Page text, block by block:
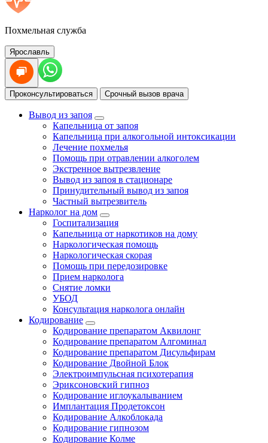
Похмельная служба
Ярославль
Проконсультироваться Срочный вызов врача
Вывод из запоя
Капельница от запоя
Капельница при алкогольной интоксикации
Лечение похмелья
Помощь при отравлении алкоголем
Экстренное вытрезвление
Вывод из запоя в стационаре
Принудительный вывод из запоя
Частный вытрезвитель
Нарколог на дом
Госпитализация
Капельница от наркотиков на дому
Наркологическая помощь
Наркологическая скорая
Помощь при передозировке
Прием нарколога
Снятие ломки
УБОД
Консультация нарколога онлайн
Кодирование
Кодирование препаратом Аквилонг
Кодирование препаратом Алгоминал
Кодирование препаратом Дисульфирам
Кодирование Двойной Блок
Электроимпульсная психотерапия
Эриксоновский гипноз
Кодирование иглоукалыванием
Имплантация Продетоксон
Кодирование Алкоблокада
Кодирование гипнозом
Кодирование Колме